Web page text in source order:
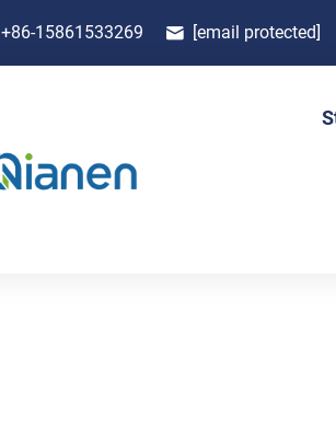
+86-15861533269 [email protected]